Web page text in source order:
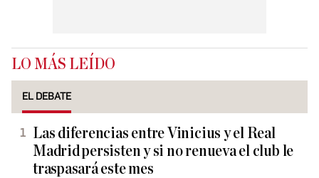
LO MÁS LEÍDO
EL DEBATE
Las diferencias entre Vinicius y el Real
Madrid persisten y si no renueva el club le
traspasará este mes